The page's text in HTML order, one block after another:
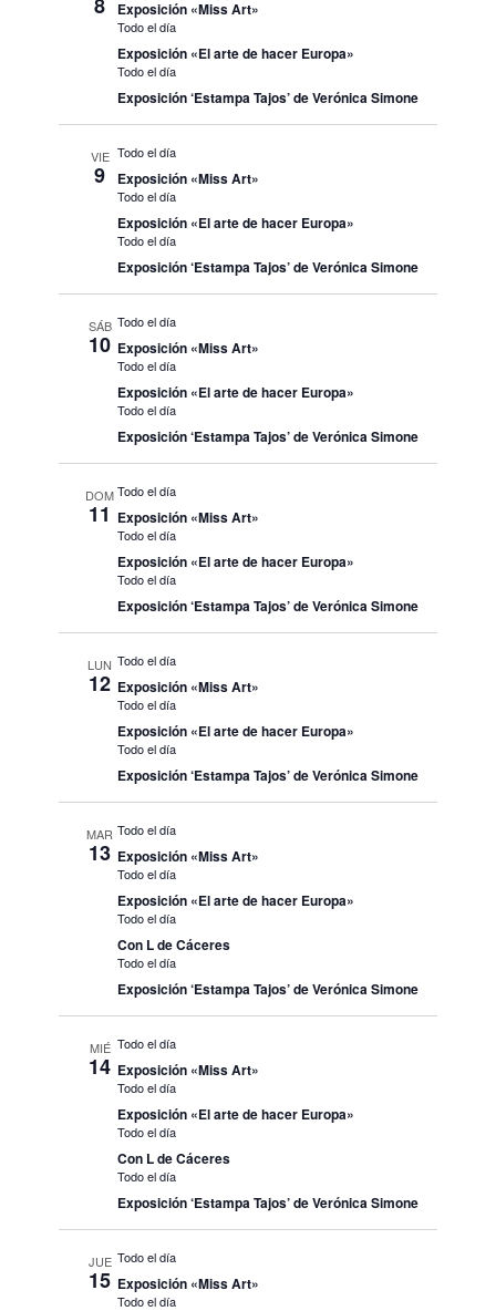
Exposición «Miss Art»
Todo el día
Exposición «El arte de hacer Europa»
Todo el día
Exposición ‘Estampa Tajos’ de Verónica Simone
VIE
9
Todo el día
Exposición «Miss Art»
Todo el día
Exposición «El arte de hacer Europa»
Todo el día
Exposición ‘Estampa Tajos’ de Verónica Simone
SÁB
10
Todo el día
Exposición «Miss Art»
Todo el día
Exposición «El arte de hacer Europa»
Todo el día
Exposición ‘Estampa Tajos’ de Verónica Simone
DOM
11
Todo el día
Exposición «Miss Art»
Todo el día
Exposición «El arte de hacer Europa»
Todo el día
Exposición ‘Estampa Tajos’ de Verónica Simone
LUN
12
Todo el día
Exposición «Miss Art»
Todo el día
Exposición «El arte de hacer Europa»
Todo el día
Exposición ‘Estampa Tajos’ de Verónica Simone
MAR
13
Todo el día
Exposición «Miss Art»
Todo el día
Exposición «El arte de hacer Europa»
Todo el día
Con L de Cáceres
Todo el día
Exposición ‘Estampa Tajos’ de Verónica Simone
MIÉ
14
Todo el día
Exposición «Miss Art»
Todo el día
Exposición «El arte de hacer Europa»
Todo el día
Con L de Cáceres
Todo el día
Exposición ‘Estampa Tajos’ de Verónica Simone
JUE
15
Todo el día
Exposición «Miss Art»
Todo el día